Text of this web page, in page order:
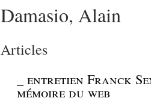
Damasio, Alain
Articles
entretien Franck
mémoire du web